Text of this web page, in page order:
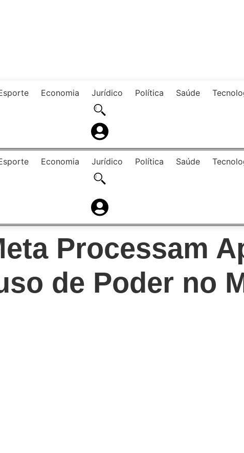
Economia Jurídico Política Saúde
Economia Jurídico Política Saúde
Processam
de Poder no